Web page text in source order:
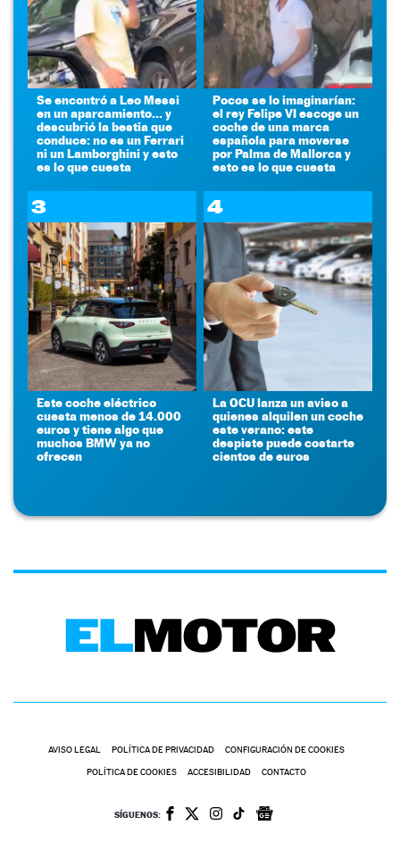
Se encontró a Leo Messi
en un aparcamiento... y
descubrió la bestia que
conduce: no es un Ferrari
ni un Lamborghini y esto
es lo que cuesta
Pocos se lo imaginarían:
el rey Felipe VI escoge un
coche de una marca
española para moverse
por Palma de Mallorca y
esto es lo que cuesta
3
Este coche eléctrico
cuesta menos de 14.000
euros y tiene algo que
muchos BMW ya no
ofrecen
4
La OCU lanza un aviso a
quienes alquilen un coche
este verano: este
despiste puede costarte
cientos de euros
AVISO LEGAL POLÍTICA DE PRIVACIDAD CONFIGURACIÓN DE COOKIES
POLÍTICA DE COOKIES ACCESIBILIDAD CONTACTO
SÍGUENOS: